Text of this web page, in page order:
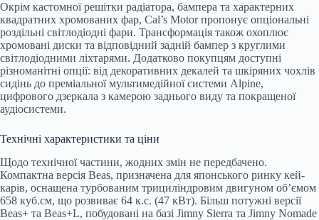
Окрім кастомної решітки радіатора, бампера та характерних
квадратних хромованих фар, Cal’s Motor пропонує опціональні
роздільні світлодіодні фари. Трансформація також охоплює
хромовані диски та відповідний задній бампер з круглими
світлодіодними ліхтарями. Додатково покупцям доступні
різноманітні опції: від декоративних декалей та шкіряних чохлів
сидінь до преміальної мультимедійної системи Alpine,
цифрового дзеркала з камерою заднього виду та покращеної
аудіосистеми.
Технічні характеристики та ціни
Щодо технічної частини, жодних змін не передбачено.
Компактна версія Beas, призначена для японського ринку кей-
карів, оснащена турбованим трициліндровим двигуном об’ємом
658 куб.см, що розвиває 64 к.с. (47 кВт). Більш потужні версії
Beas+ та Beas+L, побудовані на базі Jimny Sierra та Jimny Nomade